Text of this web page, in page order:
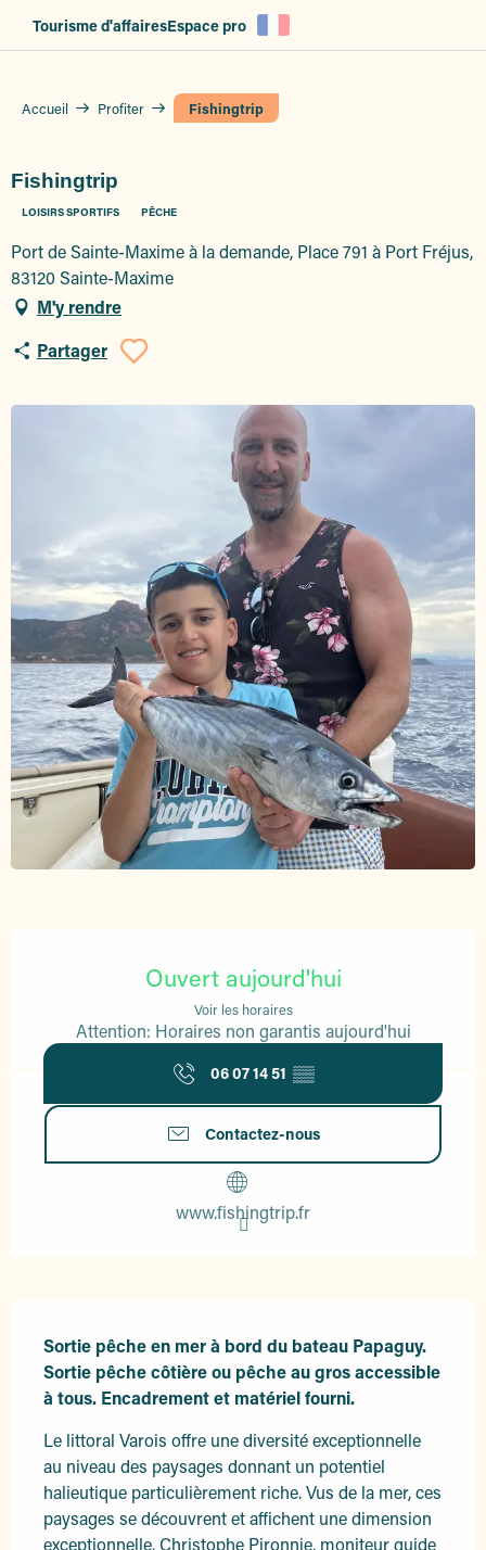
Tourisme d'affairesEspace pro
Accueil Profiter Fishingtrip
Fishingtrip
LOISIRS SPORTIFS PÊCHE
Port de Sainte-Maxime à la demande, Place 791 à Port Fréjus,
83120 Sainte-Maxime
M'y rendre
Partager
Ajouter aux favoris
Ouvert aujourd'hui
Voir les horaires
Attention: Horaires non garantis aujourd'hui
06 07 14 51 ▒▒
Contactez-nous
www.fishingtrip.fr
Sortie pêche en mer à bord du bateau Papaguy.
Sortie pêche côtière ou pêche au gros accessible
à tous. Encadrement et matériel fourni.
Le littoral Varois offre une diversité exceptionnelle
au niveau des paysages donnant un potentiel
halieutique particulièrement riche. Vus de la mer, ces
paysages se découvrent et affichent une dimension
exceptionnelle. Christophe Pironnie, moniteur guide